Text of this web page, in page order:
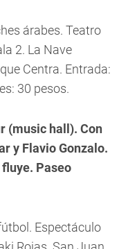
árabes. Teatro
2. La Nave
Centra. Entrada:
30 pesos.
(music hall). Con
y Flavio Gonzalo.
Paseo
Espectáculo